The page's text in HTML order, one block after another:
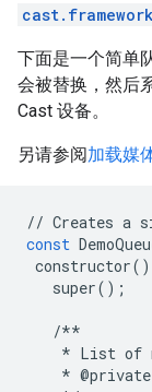
下面是一个简单
会被替换，然后
Cast 设备。
另请参阅加载媒
// Creates a
const
constructor()
super();
/**
* List of
* @private